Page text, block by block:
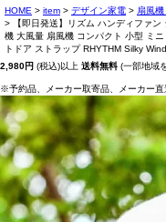
HOME item デザイン家電 扇風
【即日発送】リズム ハンディファ
機 大風量 扇風機 コンパクト 小型 ミ
トドア ストラップ RHYTHM Silky
2,980円 (税込)以上 送料無料 (一部地域
※予約品、メーカー取寄品、メーカー直